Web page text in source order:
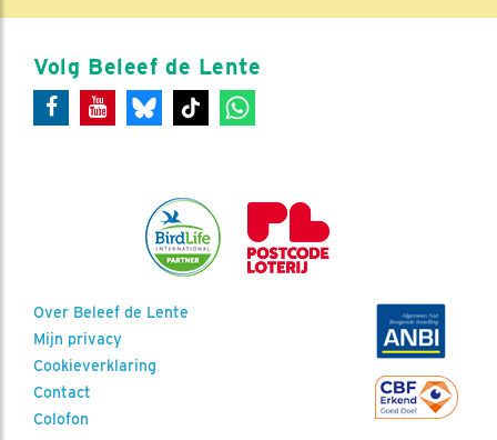
Volg Beleef de Lente
Over Beleef de Lente
Mijn privacy
Cookieverklaring
Contact
Colofon